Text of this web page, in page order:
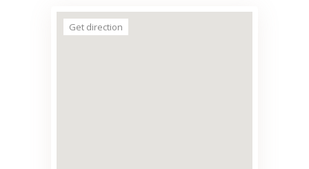
Get direction